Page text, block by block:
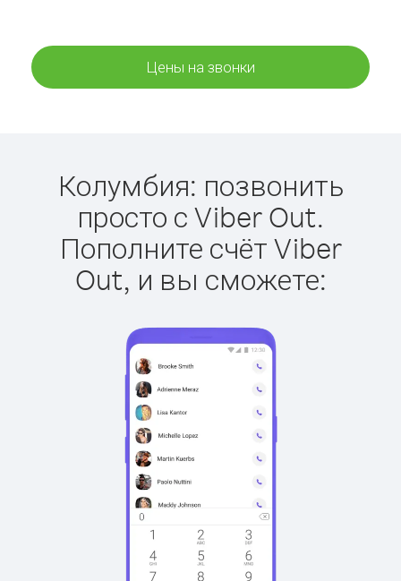
Цены на звонки
Колумбия: позвонить
просто с Viber Out.
Пополните счёт Viber
Out, и вы сможете: